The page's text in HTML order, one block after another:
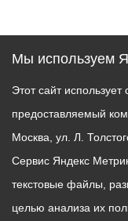
Мы используем
Этот сайт
предоставляемый
Москва, ул. Л.
Сервис Яндекс
текстовые файлы,
целью анализа их